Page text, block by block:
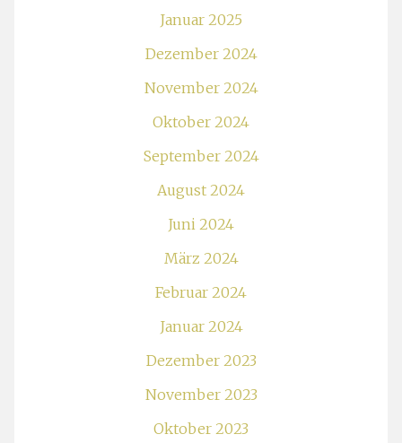
Januar 2025
Dezember 2024
November 2024
Oktober 2024
September 2024
August 2024
Juni 2024
März 2024
Februar 2024
Januar 2024
Dezember 2023
November 2023
Oktober 2023